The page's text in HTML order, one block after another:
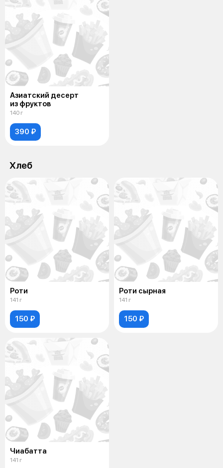
Азиатский десерт
из фруктов
140 г
390 ₽
Хлеб
Роти
141 г
150 ₽
Роти сырная
141 г
150 ₽
Чиабатта
141 г